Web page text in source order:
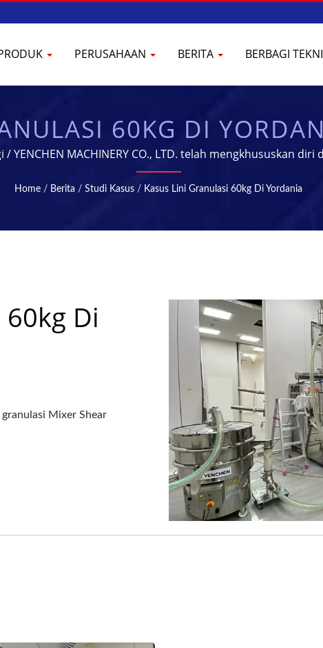
PERUSAHAAN BERITA BERBAGI
60KG DI
& PENGOLAHAN
YENCHEN MACHINERY CO., LTD. telah mengkhususkan
60 tahun.
Home / Berita / Studi Kasus / Kasus Lini Granulasi 60kg Di Yordania
Di
Mixer Shear